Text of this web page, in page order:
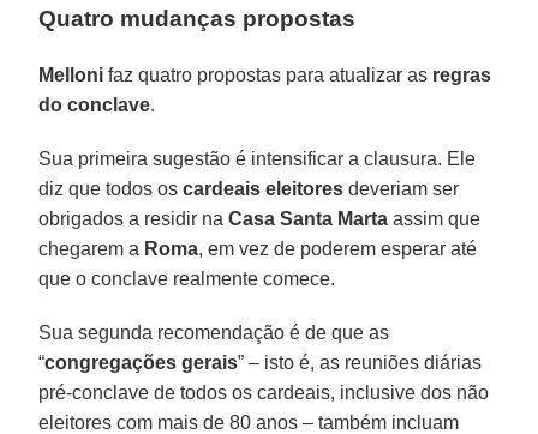
Quatro mudanças propostas
Melloni faz quatro propostas para atualizar as regras
do conclave.
Sua primeira sugestão é intensificar a clausura. Ele
diz que todos oscardeais eleitores deveriam ser
obrigados a residir naCasa Santa Marta assim que
chegarem a Roma, em vez de poderem esperar até
que o conclave realmente comece.
Sua segunda recomendação é de que as
“congregações gerais” – isto é, as reuniões diárias
pré-conclave de todos os cardeais, inclusive dos não
eleitores com mais de 80 anos – também incluam